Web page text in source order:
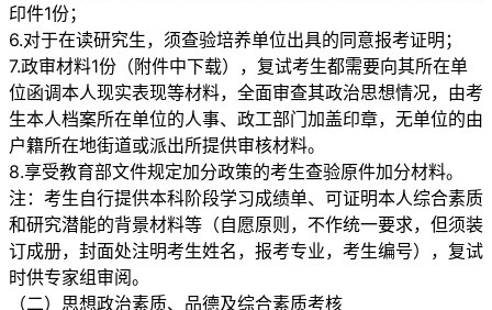
印件1份；
6.对于在读研究生，须查验培养单位出具的同意报考证明；
7.政审材料1份（附件中下载），复试考生都需要向其所在单
位函调本人现实表现等材料，全面审查其政治思想情况，由考
生本人档案所在单位的人事、政工部门加盖印章，无单位的由
户籍所在地街道或派出所提供审核材料。
8.享受教育部文件规定加分政策的考生查验原件加分材料。
注：考生自行提供本科阶段学习成绩单、可证明本人综合素质
和研究潜能的背景材料等（自愿原则，不作统一要求，但须装
订成册，封面处注明考生姓名，报考专业，考生编号），复试
时供专家组审阅。
（二）思想政治素质、品德及综合素质考核